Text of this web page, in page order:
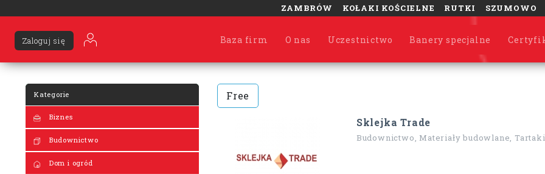
ZAMBRÓW KOŁAKI KOŚCIELNE RUTKI SZUMOWO
Baza firm O nas Uczestnictwo Banery specjalne
Zaloguj się
Kategorie
Biznes
Budownictwo
Dom i ogród
Free
Sklejka Trade
Budownictwo, Materiały budowlane,